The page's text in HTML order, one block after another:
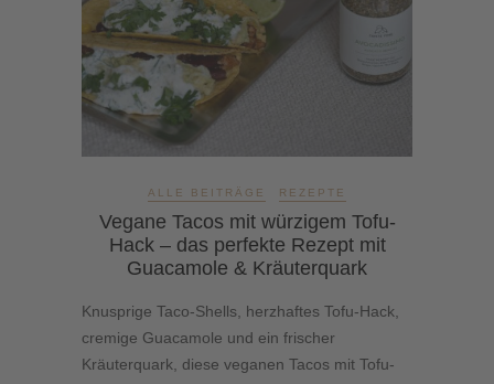
ALLE BEITRÄGE REZEPTE
Vegane Tacos mit würzigem Tofu-
Hack – das perfekte Rezept mit
Guacamole & Kräuterquark
Knusprige Taco-Shells, herzhaftes Tofu-Hack,
cremige Guacamole und ein frischer
Kräuterquark, diese veganen Tacos mit Tofu-